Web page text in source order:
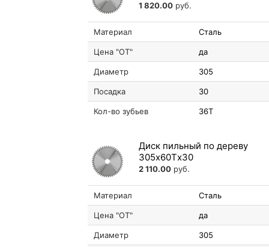
1 820.00 руб.
Материал Сталь
Цена "ОТ" да
Диаметр 305
Посадка 30
Кол-во зубьев 36T
Диск пильный по дереву
305х60Tх30
2 110.00 руб.
Материал Сталь
Цена "ОТ" да
Диаметр 305